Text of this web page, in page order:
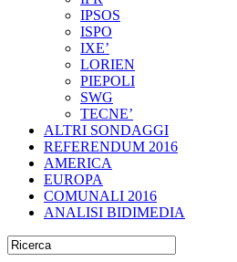
IPSOS
ISPO
IXE’
LORIEN
PIEPOLI
SWG
TECNE’
ALTRI SONDAGGI
REFERENDUM 2016
AMERICA
EUROPA
COMUNALI 2016
ANALISI BIDIMEDIA